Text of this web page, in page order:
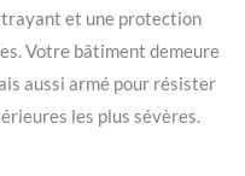
et une protection
Votre bâtiment demeure
aussi armé pour résister
les plus sévères.